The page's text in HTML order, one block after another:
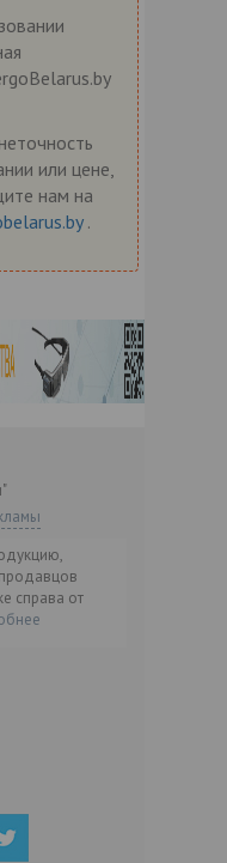
или цене,
нам на
.
справа от